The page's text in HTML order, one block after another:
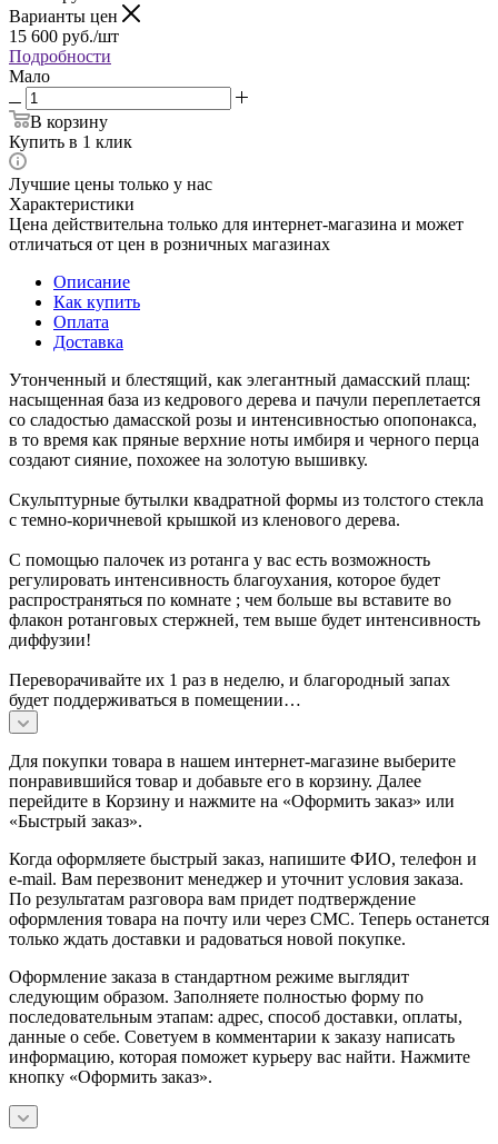
Варианты цен
15 600 руб./шт
Подробности
Мало
В корзину
Купить в 1 клик
Лучшие цены только у нас
Характеристики
Цена действительна только для интернет-магазина и может
отличаться от цен в розничных магазинах
Описание
Как купить
Оплата
Доставка
Утонченный и блестящий, как элегантный дамасский плащ:
насыщенная база из кедрового дерева и пачули переплетается
со сладостью дамасской розы и интенсивностью опопонакса,
в то время как пряные верхние ноты имбиря и черного перца
создают сияние, похожее на золотую вышивку.
Скульптурные бутылки квадратной формы из толстого стекла
с темно-коричневой крышкой из кленового дерева.
С помощью палочек из ротанга у вас есть возможность
регулировать интенсивность благоухания, которое будет
распространяться по комнате ; чем больше вы вставите во
флакон ротанговых стержней, тем выше будет интенсивность
диффузии!
Переворачивайте их 1 раз в неделю, и благородный запах
будет поддерживаться в помещении…
Для покупки товара в нашем интернет-магазине выберите
понравившийся товар и добавьте его в корзину. Далее
перейдите в Корзину и нажмите на «Оформить заказ» или
«Быстрый заказ».
Когда оформляете быстрый заказ, напишите ФИО, телефон и
e-mail. Вам перезвонит менеджер и уточнит условия заказа.
По результатам разговора вам придет подтверждение
оформления товара на почту или через СМС. Теперь останется
только ждать доставки и радоваться новой покупке.
Оформление заказа в стандартном режиме выглядит
следующим образом. Заполняете полностью форму по
последовательным этапам: адрес, способ доставки, оплаты,
данные о себе. Советуем в комментарии к заказу написать
информацию, которая поможет курьеру вас найти. Нажмите
кнопку «Оформить заказ».